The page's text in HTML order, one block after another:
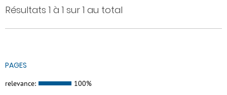
Résultats 1 à 1 sur 1 au total
PAGES
relevance: 100%